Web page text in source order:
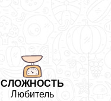
СЛОЖНОСТЬ
Любитель